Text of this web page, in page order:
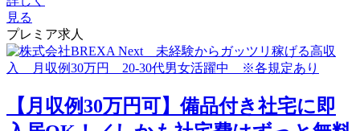
見る
プレミア求人
【月収例30万円可】備品付き社宅に即